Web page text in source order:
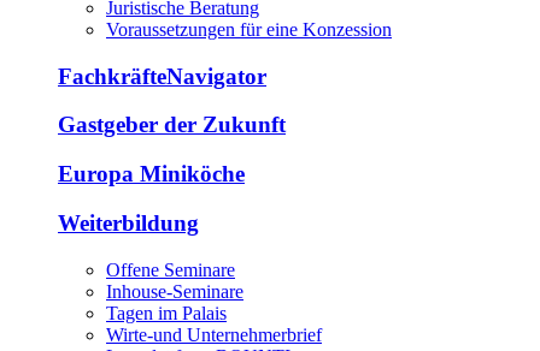
Juristische Beratung
Voraussetzungen für eine Konzession
FachkräfteNavigator
Gastgeber der Zukunft
Europa Miniköche
Weiterbildung
Offene Seminare
Inhouse-Seminare
Tagen im Palais
Wirte-und Unternehmerbrief